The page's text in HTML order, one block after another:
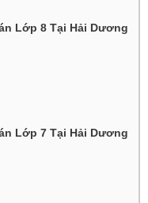
Lớp 8 Tại Hải Dương
Lớp 7 Tại Hải Dương